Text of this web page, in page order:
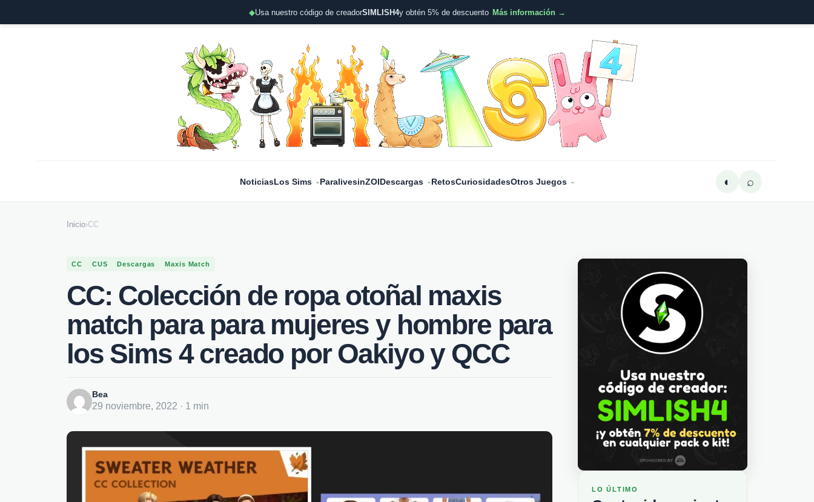
◆Usa nuestro código de creadorSIMLISH4y obtén 5% de descuento Más información →
NoticiasLos Sims ⌄ParalivesinZOIDescargas ⌄RetosCuriosidadesOtros Juegos ⌄ ◐ ⌕
Inicio›CC
CC CUS Descargas Maxis Match
CC: Colección de ropa otoñal maxis
match para para mujeres y hombre para
los Sims 4 creado por Oakiyo y QCC
Bea
29 noviembre, 2022 · 1 min
LO ÚLTIMO